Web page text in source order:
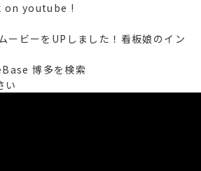
on youtube !
ービーをUPしました！看板娘のイン
博多を検索
い